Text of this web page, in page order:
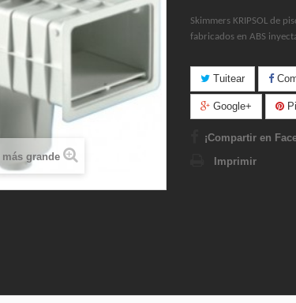
más grande
Skimmers KRIPSOL de
fabricados en ABS
Tuitear
Google+
¡Compartir en
Imprimir